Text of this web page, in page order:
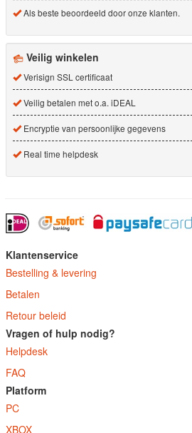
Als beste beoordeeld door onze klanten.
Veilig winkelen
Verisign SSL certificaat
Veilig betalen met o.a. iDEAL
Encryptie van persoonlijke gegevens
Real time helpdesk
Klantenservice
Bestelling & levering
Betalen
Retour beleid
Vragen of hulp nodig?
Helpdesk
FAQ
Platform
PC
XBOX